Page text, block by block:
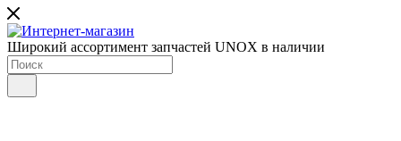
Широкий ассортимент запчастей UNOX в наличии